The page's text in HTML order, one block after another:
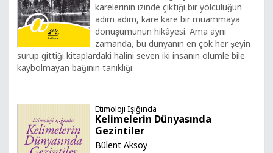
karelerinin izinde çıktığı bir yolculuğun
adım adım, kare kare bir muammaya
dönüşümünün hikâyesi. Ama aynı
zamanda, bu dünyanın en çok her şeyin
sürüp gittiği kitaplardaki halini seven iki insanın ölümle bile
kaybolmayan bağının tanıklığı.
Etimoloji Işığında
Kelimelerin Dünyasında
Gezintiler
Bülent Aksoy